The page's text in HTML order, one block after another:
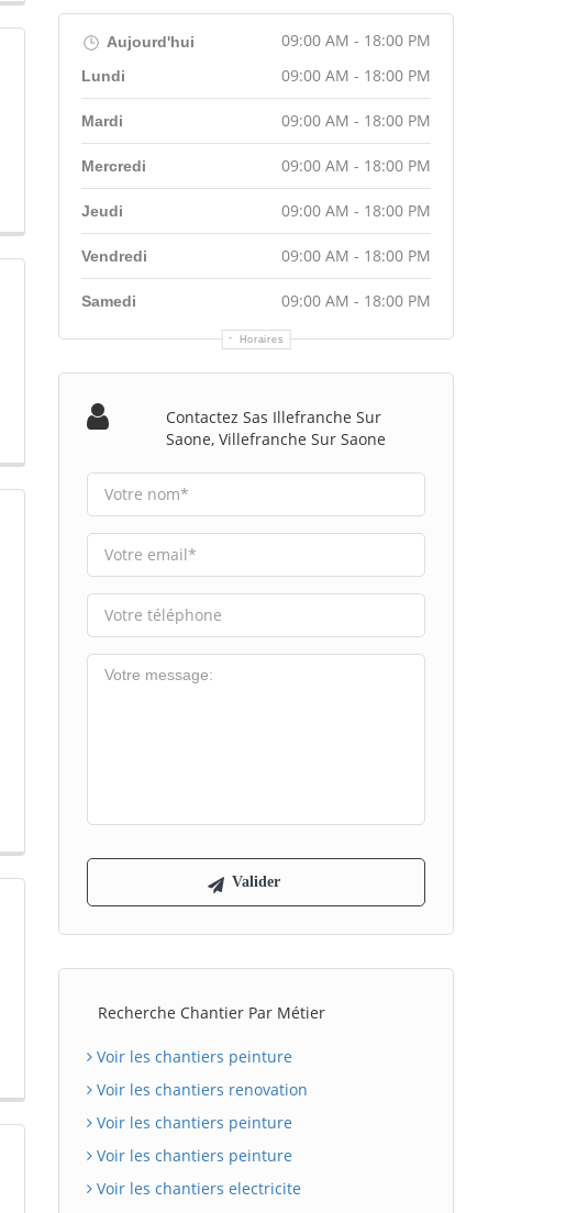
Aujourd'hui 09:00 AM - 18:00 PM
Horaires
Lundi 09:00 AM - 18:00 PM
Mardi 09:00 AM - 18:00 PM
Mercredi 09:00 AM - 18:00 PM
Jeudi 09:00 AM - 18:00 PM
Vendredi 09:00 AM - 18:00 PM
Samedi 09:00 AM - 18:00 PM
Contactez Sas Illefranche Sur
Saone, Villefranche Sur Saone
Recherche Chantier Par Métier
Voir les chantiers peinture
Voir les chantiers renovation
Voir les chantiers peinture
Voir les chantiers peinture
Voir les chantiers electricite